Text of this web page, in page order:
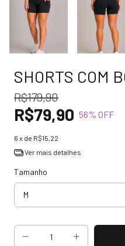
SHORTS COM
R$179,90
R$79,90 56% OFF
6 x de R$15,22
Ver mais detalhes
Tamanho